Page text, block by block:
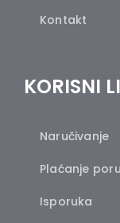
Kontakt
KORISNI
Naručivanje
Plaćanje
Isporuka